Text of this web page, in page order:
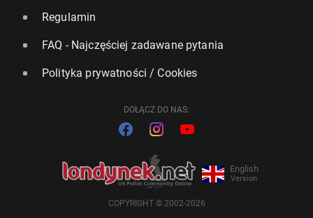
Regulamin
FAQ - Najczęściej zadawane pytania
Polityka prywatności / Cookies
DOŁĄCZ DO NAS:
English
Version
COPYRIGHT © 2002-2026